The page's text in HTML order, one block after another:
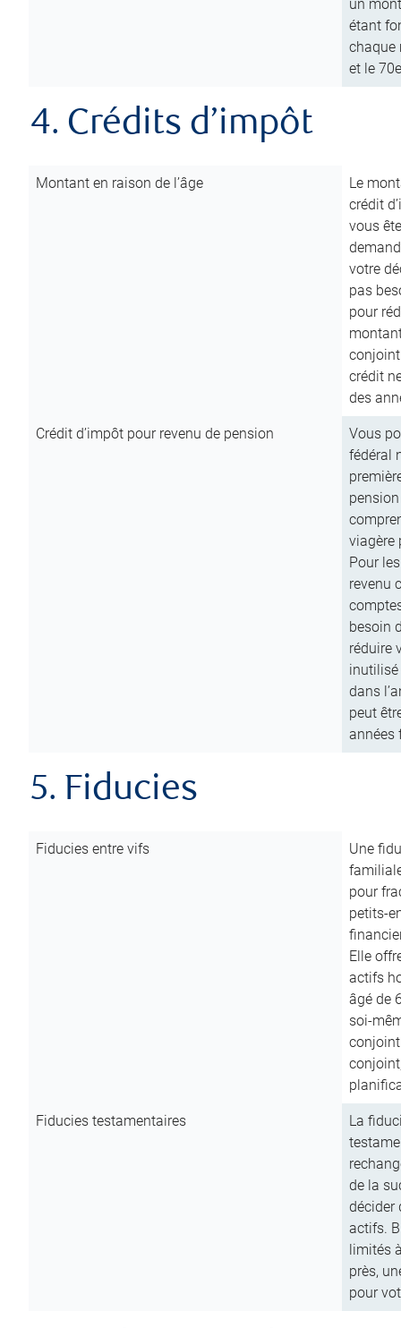
un
étant
chaque
et le
4. Crédits d’impôt
Montant en raison de l’âge
Le
crédit
vous
votre
pas
pour
conjoint
crédit
des
Crédit d’impôt pour revenu de pension
Vous
fédéral
viagère
Pour
revenu
besoin
réduire
inutilisé
dans
peut
années
5. Fiducies
Fiducies entre vifs
Une
pour
petits-
Elle
actifs
âgé de
soi-
Fiducies testamentaires
La
de la
décider
actifs.
limités
près,
pour